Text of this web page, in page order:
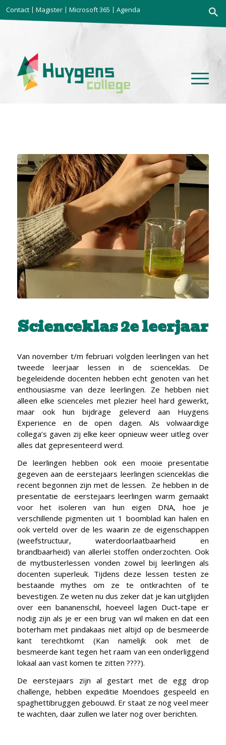
Contact Magister Microsoft 365 Agenda
naar:
Scienceklas 2e leerjaar
Van november t/m februari volgden leerlingen van het
tweede leerjaar lessen in de scienceklas. De
begeleidende docenten hebben echt genoten van het
enthousiasme van deze leerlingen. Ze hebben niet
alleen elke scienceles met plezier heel hard gewerkt,
maar ook hun bijdrage geleverd aan Huygens
Experience en de open dagen. Als volwaardige
collega’s gaven zij elke keer opnieuw weer uitleg over
alles dat gepresenteerd werd.
De leerlingen hebben ook een mooie presentatie
gegeven aan de eerstejaars leerlingen scienceklas die
recent begonnen zijn met de lessen. Ze hebben in de
presentatie de eerstejaars leerlingen warm gemaakt
voor het isoleren van hun eigen DNA, hoe je
verschillende pigmenten uit 1 boomblad kan halen en
ook verteld over de les waarin ze de eigenschappen
(weefstructuur, waterdoorlaatbaarheid en
brandbaarheid) van allerlei stoffen onderzochten. Ook
de mytbusterlessen vonden zowel bij leerlingen als
docenten superleuk. Tijdens deze lessen testen ze
bestaande mythes om ze te ontkrachten of te
bevestigen. Ze weten nu dus zeker dat je kan uitglijden
over een bananenschil, hoeveel lagen Duct-tape er
nodig zijn als je er een brug van wil maken en dat een
boterham met pindakaas niet altijd op de besmeerde
kant terechtkomt (Kan namelijk ook met de
besmeerde kant tegen het raam van een onderliggend
lokaal aan vast komen te zitten ????).
De eerstejaars zijn al gestart met de egg drop
challenge, hebben expeditie Moendoes gespeeld en
spaghettibruggen gebouwd. Er staat ze nog veel meer
te wachten, daar zullen we later nog over berichten.